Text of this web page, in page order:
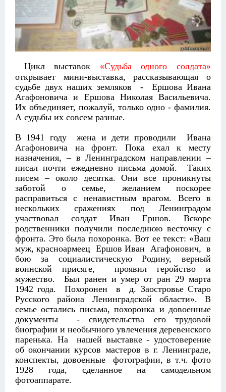
Цикл выставок «Судьба одного солдата»
открывает мини-выставка, рассказывающая о
судьбе двух наших земляков - Ершова Ивана
Агафоновича и Ершова Николая Васильевича.
Их объединяет, пожалуй, только одно - фамилия.
А судьбы их совсем разные.
В 1941 году жена и дети проводили Ивана
Агафоновича на фронт. Пока ехал к месту
назначения, – в Ленинградском направлении –
писал почти ежедневно письма домой. Таких
писем – около десятка. Они все проникнуты
заботой о семье, желанием поскорее
расправиться с ненавистным врагом. Всего в
нескольких сражениях под Ленинградом
участвовал солдат Иван Ершов. Вскоре
родственники получили последнюю весточку с
фронта. Это была похоронка. Вот ее текст: «Ваш
муж, красноармеец Ершов Иван Агафонович, в
бою за социалистическую Родину, верный
воинской присяге, проявил геройство и
мужество. Был ранен и умер от ран 29 марта
1942 года. Похоронен в д. Заостровье Старо
Русского района Ленинградской области». В
семье остались письма, похоронка и довоенные
документы - свидетельства его трудовой
биографии и необычного увлечения деревенского
паренька. На нашей выставке - удостоверение
об окончании курсов мастеров в г. Ленинграде,
конспекты, довоенные фотографии, в т.ч. фото
1928 года, сделанное на самодельном
фотоаппарате.